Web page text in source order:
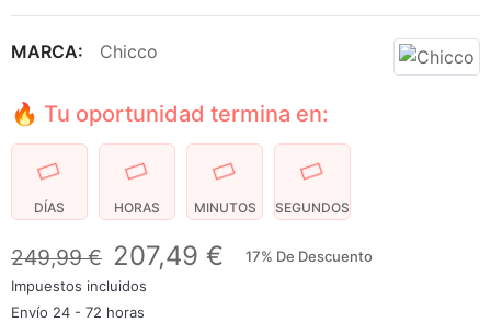
MARCA: Chicco
🔥 Tu oportunidad termina en:
DÍAS HORAS MINUTOS SEGUNDOS
249,99 € 207,49 €
17% De Descuento
Impuestos incluidos
Envío 24 - 72 horas